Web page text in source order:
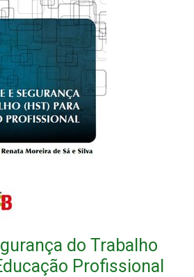
do Trabalho
Profissional